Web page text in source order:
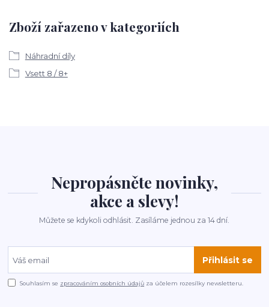
Zboží zařazeno v kategoriích
Náhradní díly
Vsett 8 / 8+
Nepropásněte novinky,
akce a slevy!
Můžete se kdykoli odhlásit. Zasíláme jednou za 14 dní.
Přihlásit se
Souhlasím se zpracováním osobních údajů za účelem rozesílky newsletteru.